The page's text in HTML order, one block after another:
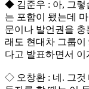
◆ 김준우 : 아, 그렇
는 포함이 됐는데
문이나 발언권을
래도 현대차 그룹
다고 발표하면서
◇ 오창환 : 네. 그것